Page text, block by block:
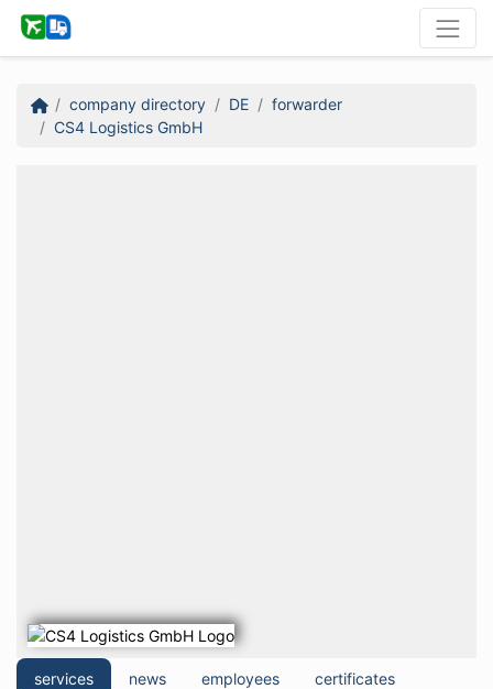
company directory DE
forwarder
CS4 Logistics GmbH
services news employees certificates